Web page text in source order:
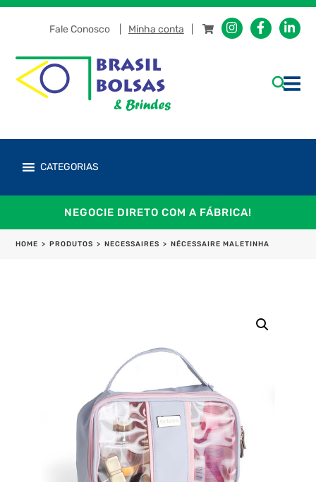
Fale Conosco Minha conta
CATEGORIAS
NEGOCIE DIRETO COM A FÁBRICA!
HOME > PRODUTOS > NECESSAIRES > NÉCESSAIRE MALETINHA